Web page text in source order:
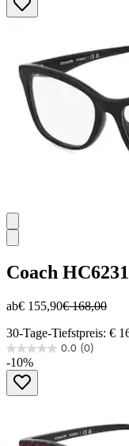
Sternen.
Coach
ab€ 155,90€ 168,00
30-Tage-Tiefstpreis: €
0.0 (0)
0.0
von
Sternen.
-10%